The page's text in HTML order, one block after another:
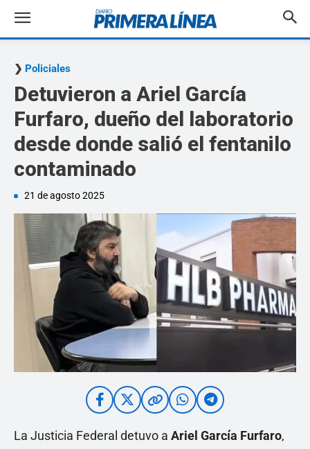
Policiales
Detuvieron a Ariel García
Furfaro, dueño del laboratorio
desde donde salió el fentanilo
contaminado
21 de agosto 2025
La Justicia Federal detuvo a Ariel García Furfaro,